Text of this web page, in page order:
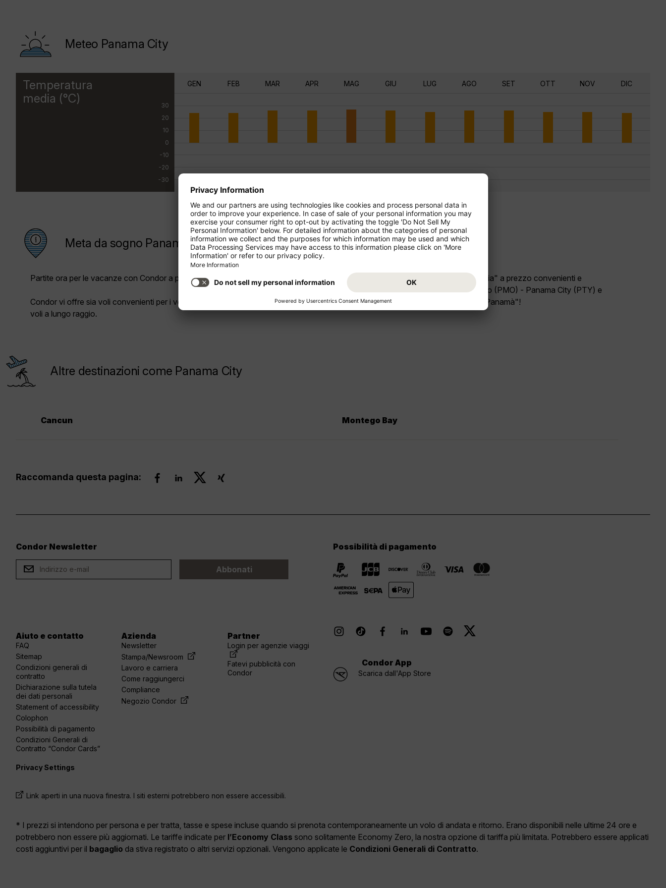
Meteo Panama City
Temperatura
media (°C)
30
20
10
0
-10
-20
-30
GEN FEB MAR APR MAG GIU LUG AGO SET OTT NOV DIC
Meta da sogno Panama City
Partite ora per le vacanze con Condor a prezzi vantaggiosi!
Condor vi offre sia voli convenienti per i voli a corto e medio raggio che offerte di
voli a lungo raggio.
Partite per le vacanze dal vostro paese "Italia" a prezzo convenienti e
comodamente. Prenotate ora il volo Palermo (PMO) - Panama City (PTY) e
godetevi la vostra destinazione di viaggio "Panamà"!
Altre destinazioni come Panama City
Cancun Montego Bay
Raccomanda questa pagina:
Condor Newsletter
Abbonati
Possibilità di pagamento
Aiuto e contatto
FAQ
Sitemap
Condizioni generali di
contratto
Dichiarazione sulla tutela
dei dati personali
Statement of accessibility
Colophon
Possibilità di pagamento
Condizioni Generali di
Contratto “Condor Cards”
Azienda
Newsletter
Stampa/Newsroom
Lavoro e carriera
Come raggiungerci
Compliance
Negozio Condor
Partner
Login per agenzie viaggi
Fatevi pubblicità con
Condor
Condor App
Scarica dall'App Store
Privacy Settings
Link aperti in una nuova finestra. I siti esterni potrebbero non essere accessibili.
* I prezzi si intendono per persona e per tratta, tasse e spese incluse quando si prenota contemporaneamente un volo di andata e ritorno. Erano disponibili nelle ultime 24 ore e
potrebbero non essere più aggiornati. Le tariffe indicate per l’Economy Class sono solitamente Economy Zero, la nostra opzione di tariffa più limitata. Potrebbero essere applicati
costi aggiuntivi per il bagaglio da stiva registrato o altri servizi opzionali. Vengono applicate le Condizioni Generali di Contratto.